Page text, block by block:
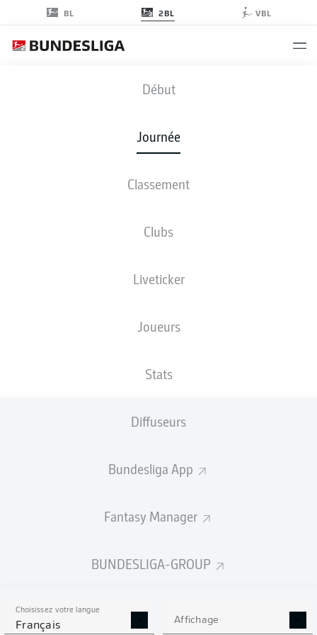
BL 2BL VBL
Début
Journée
Classement
Clubs
Liveticker
Joueurs
Stats
Diffuseurs
Bundesliga App
Fantasy Manager
BUNDESLIGA-GROUP
Choisissez votre langue
Français Affichage
KSV - H96
COMPOSITIONS STATISTIQUES
0